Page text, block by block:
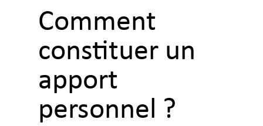
Comment
constituer un
apport
personnel ?